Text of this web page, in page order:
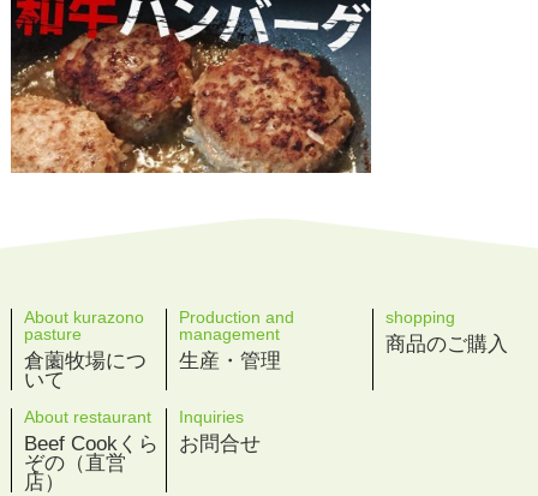
About kurazono
pasture
倉薗牧場につ
いて
Production and
management
生産・管理
shopping
商品のご購入
About restaurant
Beef Cookくら
ぞの（直営
店）
Inquiries
お問合せ